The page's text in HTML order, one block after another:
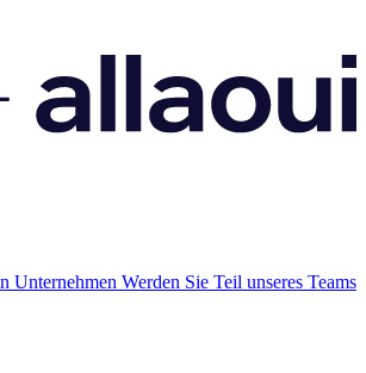
Unternehmen Werden Sie Teil unseres Teams